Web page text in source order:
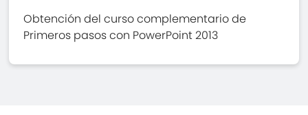
Obtención del curso complementario de
Primeros pasos con PowerPoint 2013